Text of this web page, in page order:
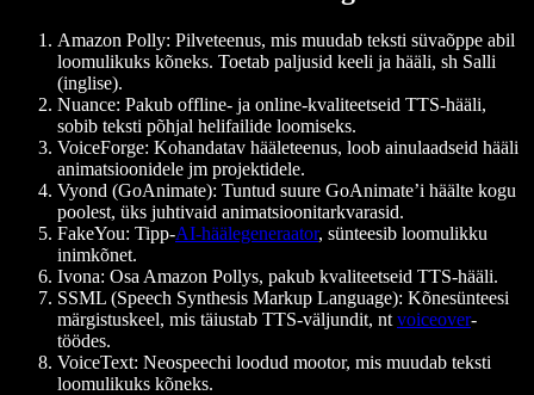
Amazon Polly: Pilveteenus, mis muudab teksti süvaõppe abil
loomulikuks kõneks. Toetab paljusid keeli ja hääli, sh Salli
(inglise).
Nuance: Pakub offline- ja online-kvaliteetseid TTS-hääli,
sobib teksti põhjal helifailide loomiseks.
VoiceForge: Kohandatav hääleteenus, loob ainulaadseid hääli
animatsioonidele jm projektidele.
Vyond (GoAnimate): Tuntud suure GoAnimate’i häälte kogu
poolest, üks juhtivaid animatsioonitarkvarasid.
FakeYou: Tipp-AI-häälegeneraator, sünteesib loomulikku
inimkõnet.
Ivona: Osa Amazon Pollys, pakub kvaliteetseid TTS-hääli.
SSML (Speech Synthesis Markup Language): Kõnesünteesi
märgistuskeel, mis täiustab TTS-väljundit, nt voiceover-
töödes.
VoiceText: Neospeechi loodud mootor, mis muudab teksti
loomulikuks kõneks.